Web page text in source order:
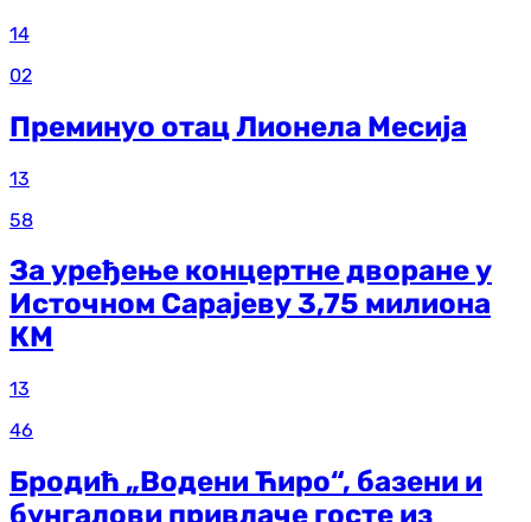
14
02
Преминуо отац Лионела Месија
13
58
За уређење концертне дворане у
Источном Сарајеву 3,75 милиона
КМ
13
46
Бродић „Водени Ћиро“, базени и
бунгалови привлаче госте из